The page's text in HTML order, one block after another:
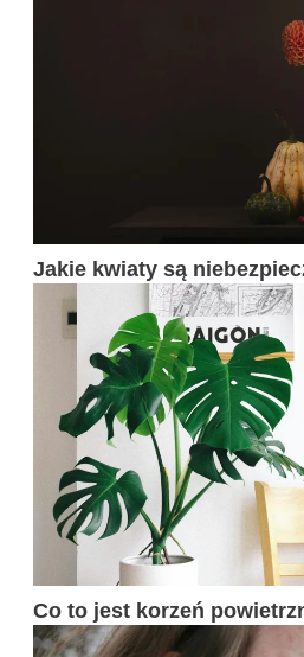
Jakie kwiaty są
Co to jest korzeń